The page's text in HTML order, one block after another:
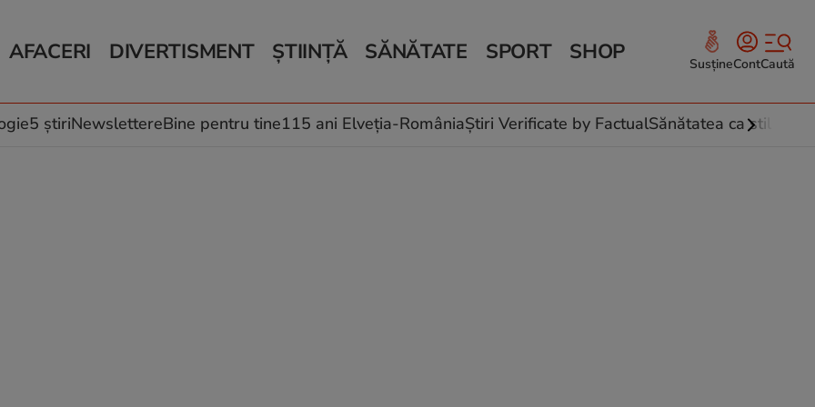
AFACERI
Auto
Locuri de muncă
DIVERTISMENT
Horoscop
Muzică și Filme
ȘTIINȚĂ
Schimbări climatice
SĂNĂTATE
Relații
Rețete culinare
SPORT SHOP SusțineContCaută
5 știriNewslettereBine pentru tine115 ani Elveția-RomâniaȘtiri Verificate by FactualSănătatea ca stil de